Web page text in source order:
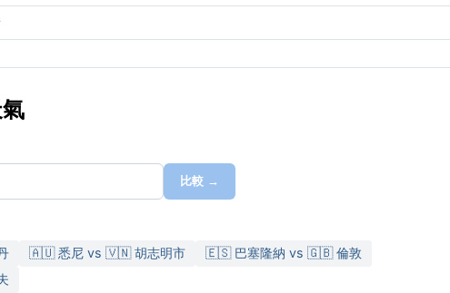
比較 →
🇦🇺 悉尼 vs 🇻🇳 胡志明市
🇪🇸 巴塞隆納 vs 🇬🇧 倫敦